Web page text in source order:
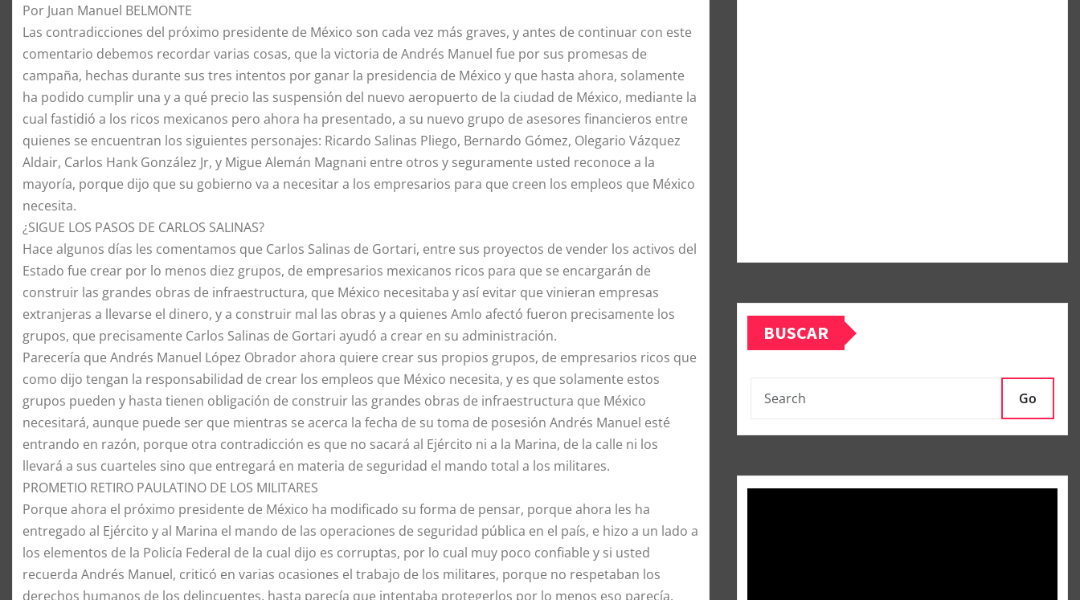
Por Juan Manuel BELMONTE
Las contradicciones del próximo presidente de México son cada vez más graves, y antes de continuar con este
comentario debemos recordar varias cosas, que la victoria de Andrés Manuel fue por sus promesas de
campaña, hechas durante sus tres intentos por ganar la presidencia de México y que hasta ahora, solamente
ha podido cumplir una y a qué precio las suspensión del nuevo aeropuerto de la ciudad de México, mediante la
cual fastidió a los ricos mexicanos pero ahora ha presentado, a su nuevo grupo de asesores financieros entre
quienes se encuentran los siguientes personajes: Ricardo Salinas Pliego, Bernardo Gómez, Olegario Vázquez
Aldair, Carlos Hank González Jr, y Migue Alemán Magnani entre otros y seguramente usted reconoce a la
mayoría, porque dijo que su gobierno va a necesitar a los empresarios para que creen los empleos que México
necesita.
¿SIGUE LOS PASOS DE CARLOS SALINAS?
Hace algunos días les comentamos que Carlos Salinas de Gortari, entre sus proyectos de vender los activos del
Estado fue crear por lo menos diez grupos, de empresarios mexicanos ricos para que se encargarán de
construir las grandes obras de infraestructura, que México necesitaba y así evitar que vinieran empresas
extranjeras a llevarse el dinero, y a construir mal las obras y a quienes Amlo afectó fueron precisamente los
grupos, que precisamente Carlos Salinas de Gortari ayudó a crear en su administración.
​Parecería que Andrés Manuel López Obrador ahora quiere crear sus propios grupos, de empresarios ricos que
como dijo tengan la responsabilidad de crear los empleos que México necesita, y es que solamente estos
grupos pueden y hasta tienen obligación de construir las grandes obras de infraestructura que México
necesitará, aunque puede ser que mientras se acerca la fecha de su toma de posesión Andrés Manuel esté
entrando en razón, porque otra contradicción es que no sacará al Ejército ni a la Marina, de la calle ni los
llevará a sus cuarteles sino que entregará en materia de seguridad el mando total a los militares.
​​PROMETIO RETIRO PAULATINO DE LOS MILITARES
​Porque ahora el próximo presidente de México ha modificado su forma de pensar, porque ahora les ha
entregado al Ejército y al Marina el mando de las operaciones de seguridad pública en el país, e hizo a un lado a
los elementos de la Policía Federal de la cual dijo es corruptas, por lo cual muy poco confiable y si usted
recuerda Andrés Manuel, criticó en varias ocasiones el trabajo de los militares, porque no respetaban los
derechos humanos de los delincuentes, hasta parecía que intentaba protegerlos por lo menos eso parecía.
BUSCAR
Go